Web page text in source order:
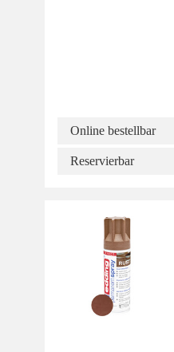
Online bestellbar
Reservierbar